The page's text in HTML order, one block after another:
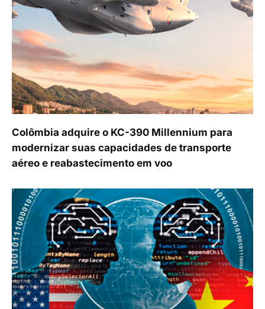
Colômbia adquire o KC-390 Millennium para
modernizar suas capacidades de transporte
aéreo e reabastecimento em voo